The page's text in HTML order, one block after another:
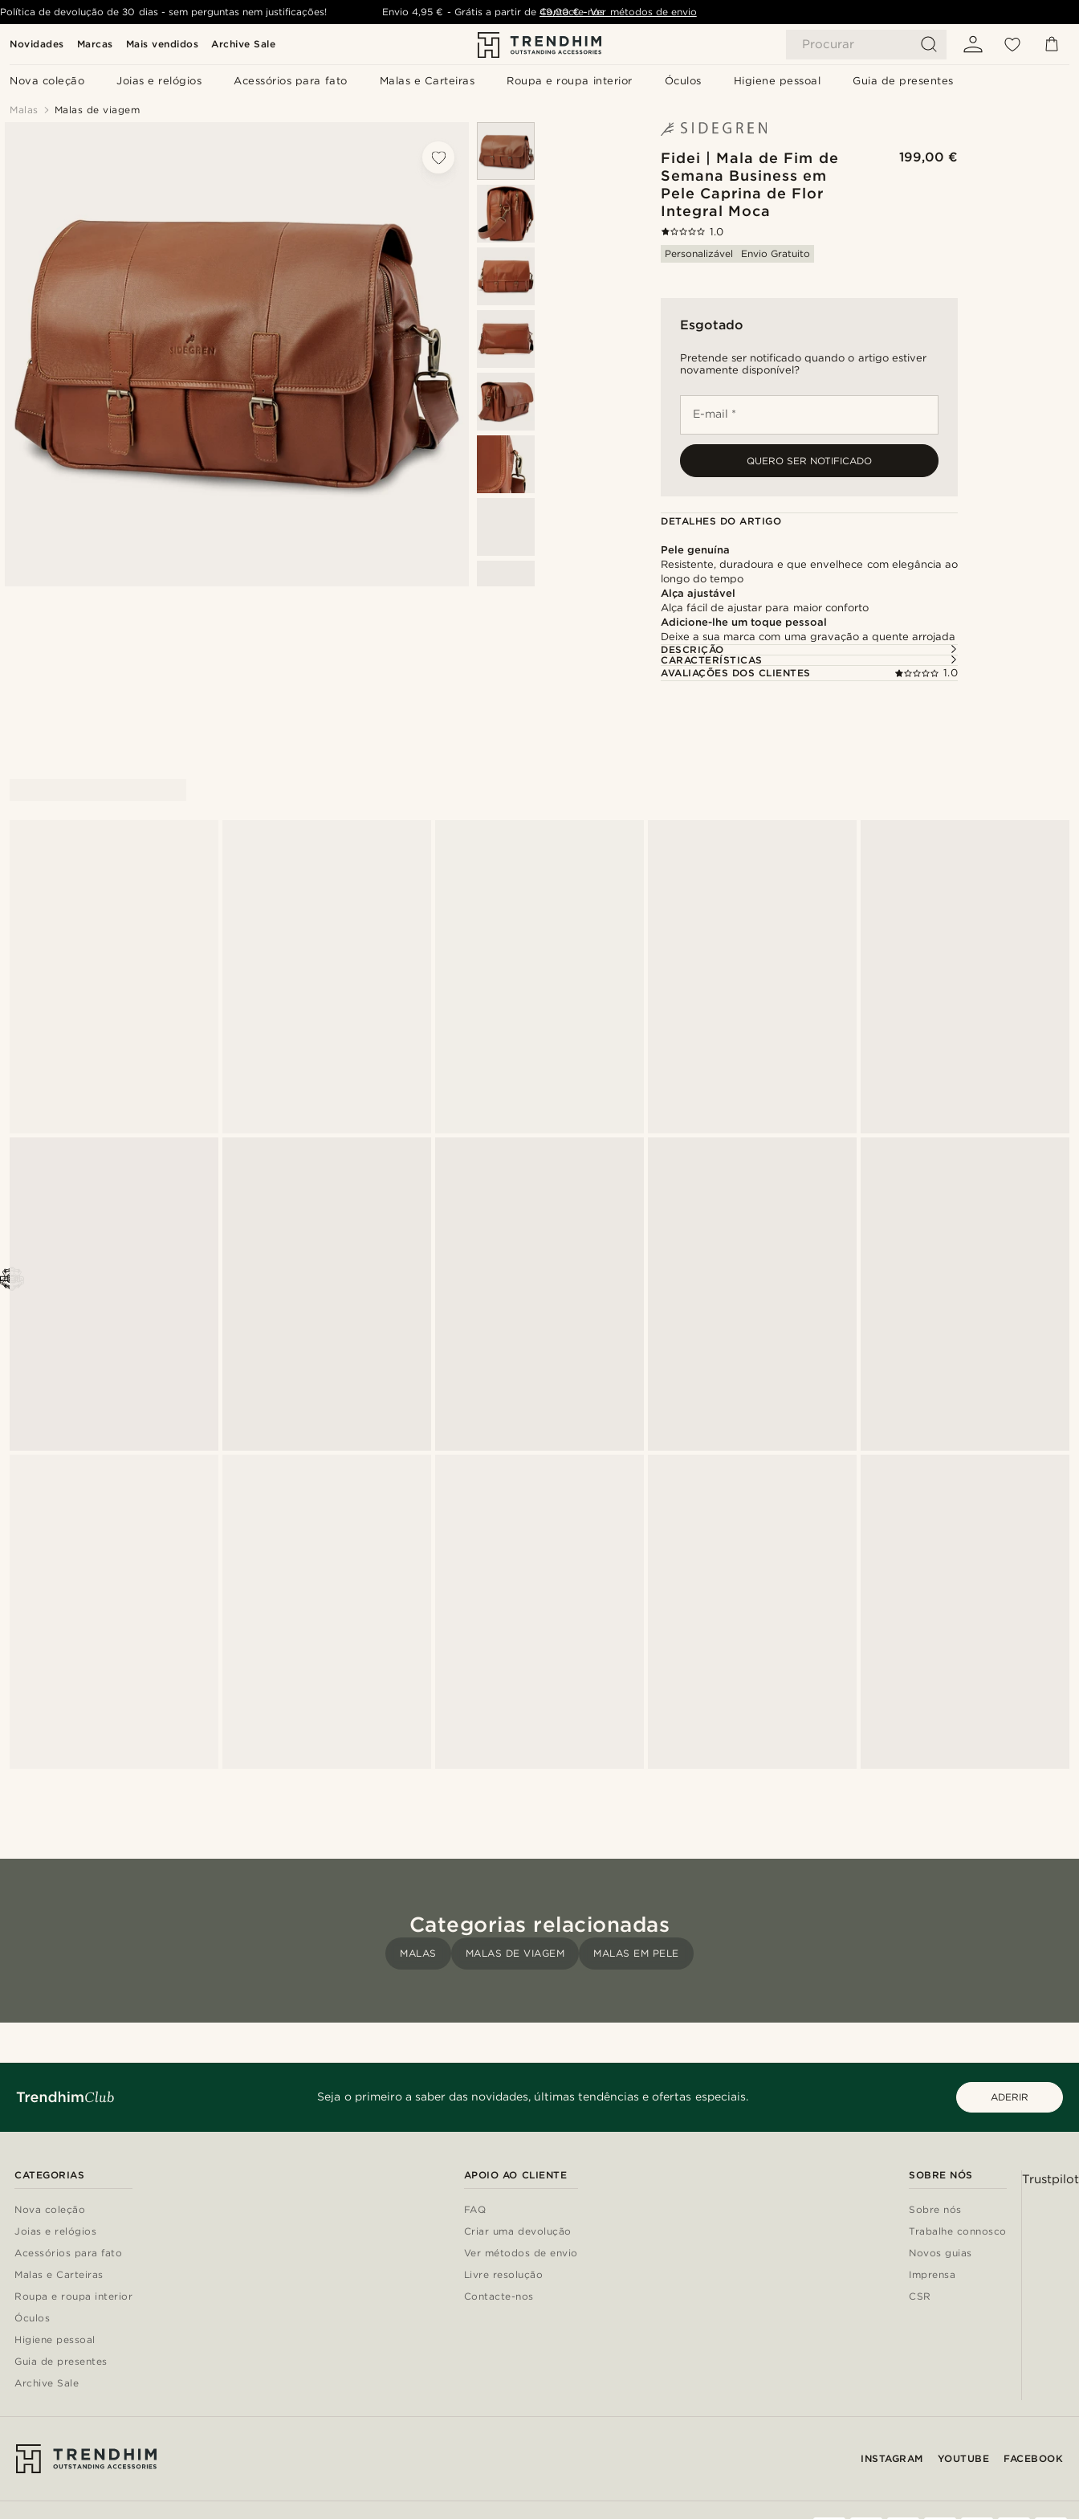
Novidades Marcas Mais vendidos Archive Sale Procurar
Nova coleção Joias e relógios Acessórios para fato Malas e Carteiras Roupa e roupa interior Óculos Higiene pessoal Guia de presentes
Política de devolução de 30 dias - sem perguntas nem justificações! Envio 4,95 € - Grátis a partir de 49,00 € - Ver métodos de envio
Contacte-nos
Malas Malas de viagem
Fidei | Mala de Fim de
Semana Business em
Pele Caprina de Flor
Integral Moca
199,00 €
1.0
Personalizável
Envio Gratuito
Esgotado
Pretende ser notificado quando o artigo estiver
novamente disponível?
E-mail *
QUERO SER NOTIFICADO
DETALHES DO ARTIGO
Pele genuína
Resistente, duradoura e que envelhece com elegância ao
longo do tempo
Alça ajustável
Alça fácil de ajustar para maior conforto
Adicione-lhe um toque pessoal
Deixe a sua marca com uma gravação a quente arrojada
DESCRIÇÃO
CARACTERÍSTICAS
AVALIAÇÕES DOS CLIENTES
1.0
Categorias relacionadas
MALAS MALAS DE VIAGEM MALAS EM PELE
Seja o primeiro a saber das novidades, últimas tendências e ofertas especiais. ADERIR
CATEGORIAS
Nova coleção
Joias e relógios
Acessórios para fato
Malas e Carteiras
Roupa e roupa interior
Óculos
Higiene pessoal
Guia de presentes
Archive Sale
APOIO AO CLIENTE
FAQ
Criar uma devolução
Ver métodos de envio
Livre resolução
Contacte-nos
SOBRE NÓS
Sobre nós
Trabalhe connosco
Novos guias
Imprensa
CSR
Trustpilot
INSTAGRAM YOUTUBE FACEBOOK